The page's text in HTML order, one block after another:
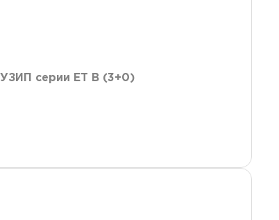
УЗИП серии ET B (3+0)